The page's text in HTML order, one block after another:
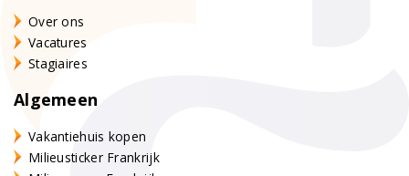
Over ons
Vacatures
Stagiaires
Algemeen
Vakantiehuis kopen
Milieusticker Frankrijk